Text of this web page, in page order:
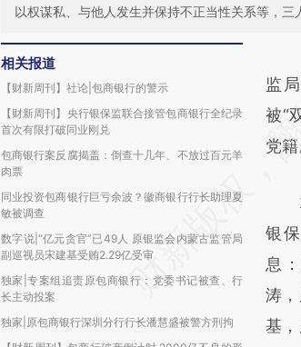
以权谋私、与他人发生并保持不正当性关系等，
相关报道
【财新周刊】社论|包商银行的警示
【财新周刊】央行银保监联合接管包商银行全纪录
首次有限打破同业刚兑
包商银行案反腐揭盖：倒查十几年、不放过百元羊
肉票
同业投资包商银行巨亏余波？徽商银行行长助理夏
敏被调查
数字说|“亿元贪官”已49人 原银监会内蒙古监管局
副巡视员宋建基受贿2.29亿受审
独家|专案组追责原包商银行：党委书记被查、行
长主动投案
独家|原包商银行深圳分行行长潘慧盛被警方刑拘
请
财
比
监
被“
党籍
银
息
涛
基